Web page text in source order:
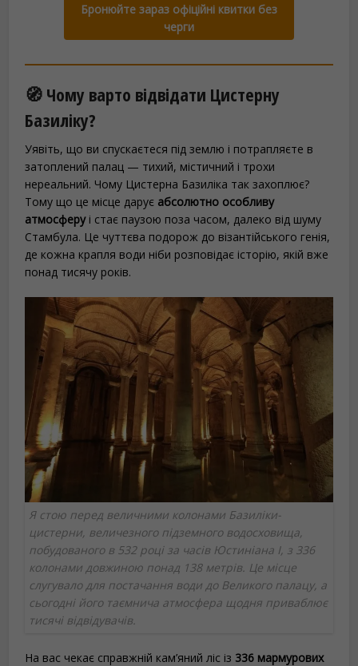
Бронюйте зараз офіційні квитки без
черги
🧭 Чому варто відвідати Цистерну
Базиліку?
Уявіть, що ви спускаєтеся під землю і потрапляєте в
затоплений палац — тихий, містичний і трохи
нереальний. Чому Цистерна Базиліка так захоплює?
Тому що це місце дарує абсолютно особливу
атмосферуі стає паузою поза часом, далеко від шуму
Стамбула. Це чуттєва подорож до візантійського генія,
де кожна крапля води ніби розповідає історію, якій вже
понад тисячу років.
Я стою перед величними колонами Базиліки-
цистерни, величезного підземного водосховища,
побудованого в 532 році за часів Юстиніана I, з 336
колонами довжиною понад 138 метрів. Це місце
слугувало для постачання води до Великого палацу, а
сьогодні його таємнича атмосфера щодня приваблює
тисячі відвідувачів.
На вас чекає справжній кам’яний ліс із 336 мармурових